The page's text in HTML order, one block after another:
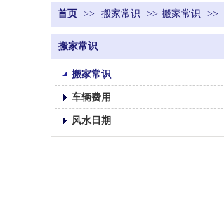
首页 >> 搬家常识 >> 搬家常识 >>
搬家常识
搬家常识
车辆费用
风水日期